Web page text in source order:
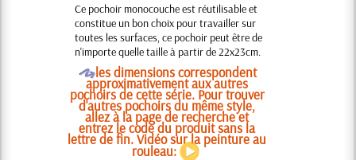
Ce pochoir monocouche est réutilisable et
constitue un bon choix pour travailler sur
toutes les surfaces, ce pochoir peut être de
n'importe quelle taille à partir de 22x23cm.
Oles dimensions correspondent
approximativement aux autres
pochoirs de cette série. Pour trouver
d'autres pochoirs du même style,
allez à la page de recherche et
entrez le code du produit sans la
lettre de fin. Vidéo sur la peinture au
rouleau: